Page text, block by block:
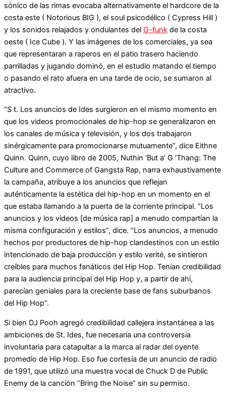
sónico de las rimas evocaba alternativamente el hardcore de la
costa este ( Notorious BIG ), el soul psicodélico ( Cypress Hill )
y los sonidos relajados y ondulantes del G-funk de la costa
oeste ( Ice Cube ). Y las imágenes de los comerciales, ya sea
que representaran a raperos en el patio trasero haciendo
parrilladas y jugando dominó, en el estudio matando el tiempo
o pasando el rato afuera en una tarde de ocio, se sumaron al
atractivo.
“S t. Los anuncios de Ides surgieron en el mismo momento en
que los videos promocionales de hip-hop se generalizaron en
los canales de música y televisión, y los dos trabajaron
sinérgicamente para promocionarse mutuamente”, dice Eithne
Quinn. Quinn, cuyo libro de 2005, Nuthin ‘But a’ G ‘Thang: The
Culture and Commerce of Gangsta Rap, narra exhaustivamente
la campaña, atribuye a los anuncios que reflejan
auténticamente la estética del hip-hop en un momento en el
que estaba llamando a la puerta de la corriente principal. “Los
anuncios y los videos [de música rap] a menudo compartían la
misma configuración y estilos”, dice. “Los anuncios, a menudo
hechos por productores de hip-hop clandestinos con un estilo
intencionado de baja producción y estilo verité, se sintieron
creíbles para muchos fanáticos del Hip Hop. Tenían credibilidad
para la audiencia principal del Hip Hop y, a partir de ahí,
parecían geniales para la creciente base de fans suburbanos
del Hip Hop”.
Si bien DJ Pooh agregó credibilidad callejera instantánea a las
ambiciones de St. Ides, fue necesaria una controversia
involuntaria para catapultar a la marca al radar del oyente
promedio de Hip Hop. Eso fue cortesía de un anuncio de radio
de 1991, que utilizó una muestra vocal de Chuck D de Public
Enemy de la canción “Bring the Noise” sin su permiso.